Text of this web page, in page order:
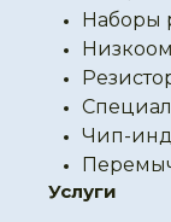
Наборы
Чип-
Услуги